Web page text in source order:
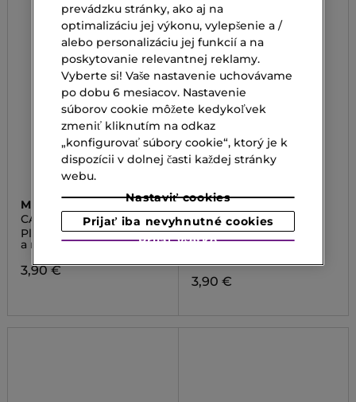
MITOMO
CAMELLIA FLOWER
OILMATCHA ESSENCE
MASK
Pleťová maska s kamélií
a matcha
3,90 €
MITOMO
FACIAL MASK
HYALURONIC ACID
LITHOSPERMUM
Maska s kyselinou
hylauronovou a
3,90 €
prevádzku stránky, ako aj na
optimalizáciu jej výkonu, vylepšenie a /
alebo personalizáciu jej funkcií a na
poskytovanie relevantnej reklamy.
Vyberte si! Vaše nastavenie uchovávame
po dobu 6 mesiacov. Nastavenie
súborov cookie môžete kedykoľvek
zmeniť kliknutím na odkaz
„konfigurovať súbory cookie“, ktorý je k
dispozícii v dolnej časti každej stránky
webu.
Nastaviť cookies
Prijať iba nevyhnutné cookies
Prijať všetko